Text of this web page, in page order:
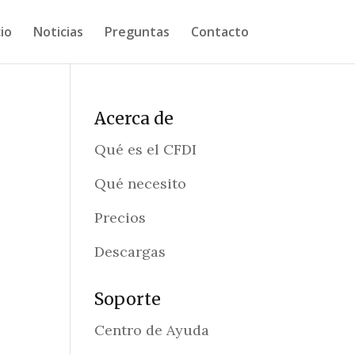
Noticias Preguntas Contacto
Acerca de
Qué es el CFDI
Qué necesito
Precios
Descargas
Soporte
Centro de Ayuda